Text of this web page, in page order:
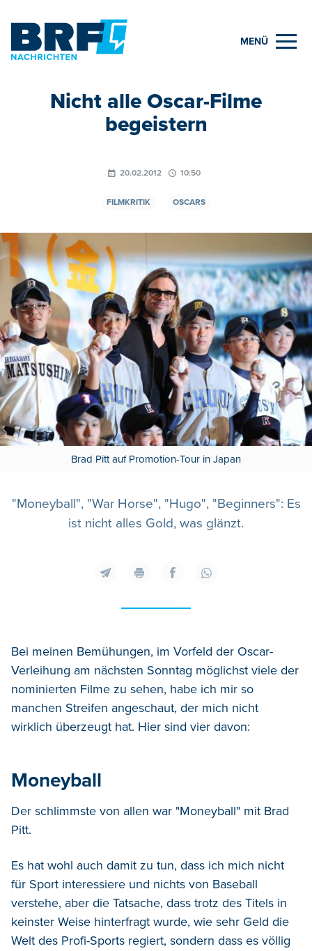
MENÜ
Nicht alle Oscar-Filme
begeistern
20.02.2012 10:50
FILMKRITIK OSCARS
Brad Pitt auf Promotion-Tour in Japan
"Moneyball", "War Horse", "Hugo", "Beginners": Es
ist nicht alles Gold, was glänzt.
Bei meinen Bemühungen, im Vorfeld der Oscar-
Verleihung am nächsten Sonntag möglichst viele der
nominierten Filme zu sehen, habe ich mir so
manchen Streifen angeschaut, der mich nicht
wirklich überzeugt hat. Hier sind vier davon:
Moneyball
Der schlimmste von allen war "Moneyball" mit Brad
Pitt.
Es hat wohl auch damit zu tun, dass ich mich nicht
für Sport interessiere und nichts von Baseball
verstehe, aber die Tatsache, dass trotz des Titels in
keinster Weise hinterfragt wurde, wie sehr Geld die
Welt des Profi-Sports regiert, sondern dass es völlig